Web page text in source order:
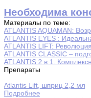
Необходима
Материалы по теме:
ATLANTIS AQUAMAN:
ATLANTIS EYES :
ATLANTIS LIFT:
ATLANTIS CLASSIC –
ATLANTIS 2 в 1:
Препараты
Atlantis Lift, шприц 2,2 мл
Подробнее